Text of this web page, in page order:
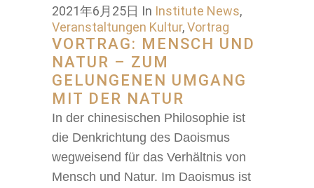
2021年6月25日 In Institute News,
Veranstaltungen Kultur,Vortrag
VORTRAG: MENSCH UND
NATUR – ZUM
GELUNGENEN UMGANG
MIT DER NATUR
In der chinesischen Philosophie ist
die Denkrichtung des Daoismus
wegweisend für das Verhältnis von
Mensch und Natur. Im Daoismus ist